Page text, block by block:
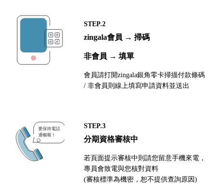
STEP.2
zingala會員 → 掃碼
非會員 → 填單
會員請打開zingala銀角零卡掃描付款條碼
/ 非會員則線上填寫申請資料並送出
STEP.3
分期資格審核中
若頁面提示審核中則請您留意手機來電，
專員會致電與您核對資料
(審核標準為機密，恕不提供查詢原因)